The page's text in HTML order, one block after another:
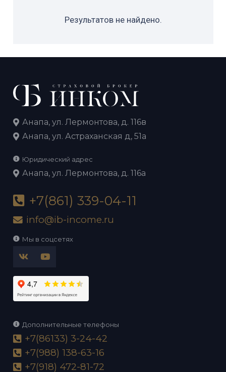
Результатов не найдено.
Анапа, ул. Лермонтова, д. 116в
Анапа, ул. Астраханская д, 51а
Юридический адрес
Анапа, ул. Лермонтова, д. 116а
+7(861) 339-04-11
info@ib-income.ru
Мы в соцсетях
Дополнительные телефоны
+7(86133) 3-24-42
+7(988) 138-63-16
+7(918) 472-81-72